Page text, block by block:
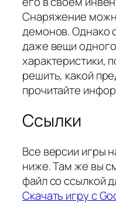
Снаряжение
демонов. Однако
даже вещи
характеристики,
решить, какой
прочитайте
Ссылки
Все версии игры
ниже. Там же вы
файл со ссылкой
Скачать игру с